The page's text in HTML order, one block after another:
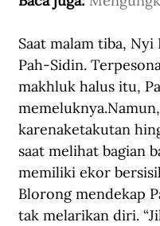
Saat malam tiba,
Pah-Sidin.
makhluk halus itu,
karenaketakutan
saat melihat bagian
memiliki ekor
Blorong mendekap
tak melarikan diri.